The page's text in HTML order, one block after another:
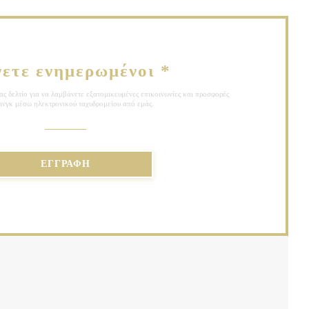
ενημερωμένοι *
δελτίο για να λαμβάνετε εξατομικευμένες επικοινωνίες και προσφορές
μέσω ηλεκτρονικού ταχυδρομείου από εμάς.
ΕΓΓΡΑΦΉ